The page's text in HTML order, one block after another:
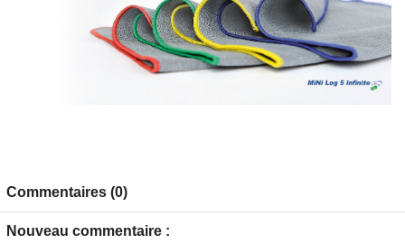
Commentaires (0)
Nouveau commentaire :